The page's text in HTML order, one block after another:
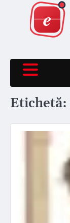
content
Etichetă: